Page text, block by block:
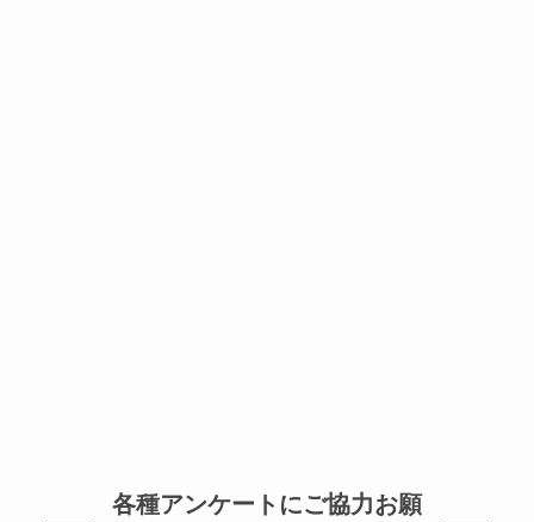
各種アンケートにご協力お願